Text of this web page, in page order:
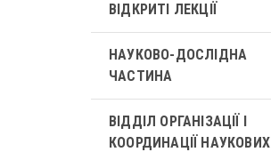
ВІДКРИТІ ЛЕКЦІЇ
НАУКОВО-ДОСЛІДНА
ЧАСТИНА
ВІДДІЛ ОРГАНІЗАЦІЇ І
КООРДИНАЦІЇ НАУКОВИХ